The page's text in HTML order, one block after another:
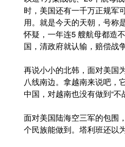
时，美国还有一千万正规军
用。就是今天的天朝，号称
怀疑，一年连5 艘航母都造
国，清政府就认输，赔偿战争
再说小小的北韩，面对美国
八线南边。拿越南来说吧，
中国，对越南也没有做到“不
面对美国陆海空三军的包围
个民族能做到。塔利班还以